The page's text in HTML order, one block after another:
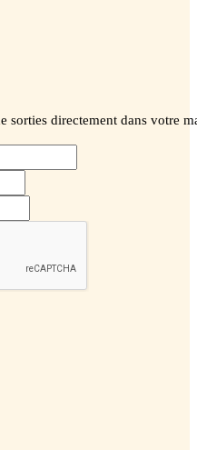
sorties directement dans votre